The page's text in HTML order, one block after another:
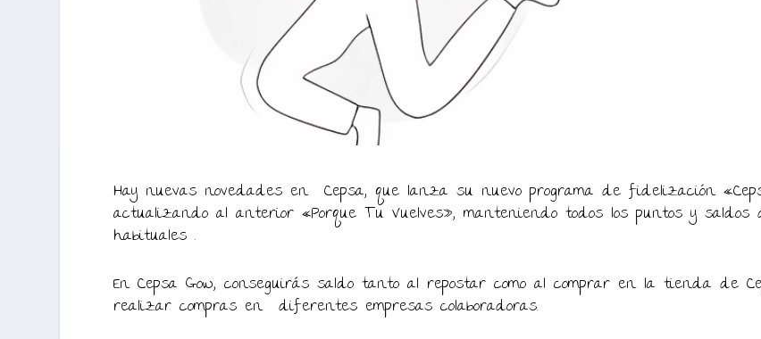
Hay nuevas novedades en Cepsa, que lanza su nuevo programa de fidelización
actualizando al anterior «Porque Tu Vuelves», manteniendo todos los puntos y
habituales .
En Cepsa Gow, conseguirás saldo tanto al repostar como al comprar en la tienda de
realizar compras en diferentes empresas colaboradoras.